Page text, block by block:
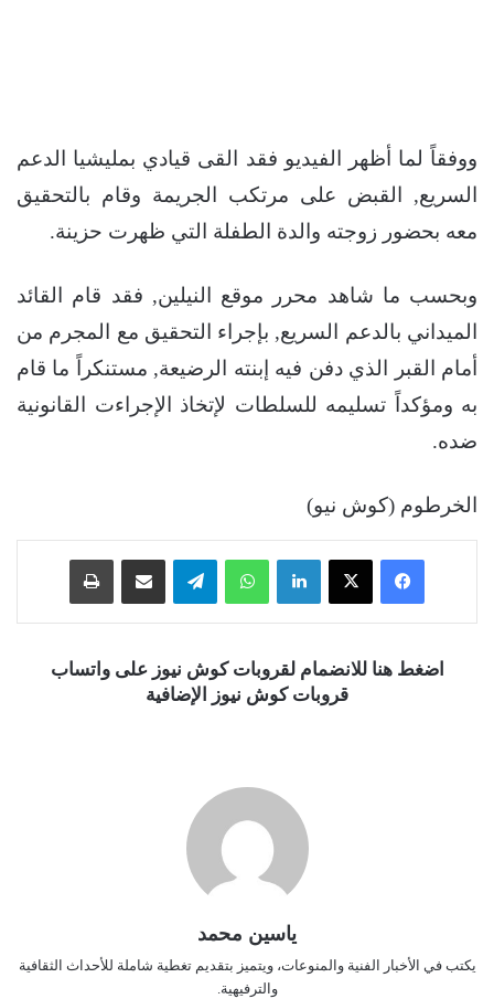
ووفقاً لما أظهر الفيديو فقد القى قيادي بمليشيا الدعم
السريع, القبض على مرتكب الجريمة وقام بالتحقيق
معه بحضور زوجته والدة الطفلة التي ظهرت حزينة.
وبحسب ما شاهد محرر موقع النيلين, فقد قام القائد
الميداني بالدعم السريع, بإجراء التحقيق مع المجرم من
أمام القبر الذي دفن فيه إبنته الرضيعة, مستنكراً ما قام
به ومؤكداً تسليمه للسلطات لإتخاذ الإجراءت القانونية
ضده.
الخرطوم (كوش نيو)
فيسبوك ‫X لينكدإن واتساب تيلقرام
اضغط هنا للانضمام لقروبات كوش نيوز على واتساب
قروبات كوش نيوز الإضافية
ياسين محمد
يكتب في الأخبار الفنية والمنوعات، ويتميز بتقديم تغطية شاملة للأحداث الثقافية
والترفيهية.